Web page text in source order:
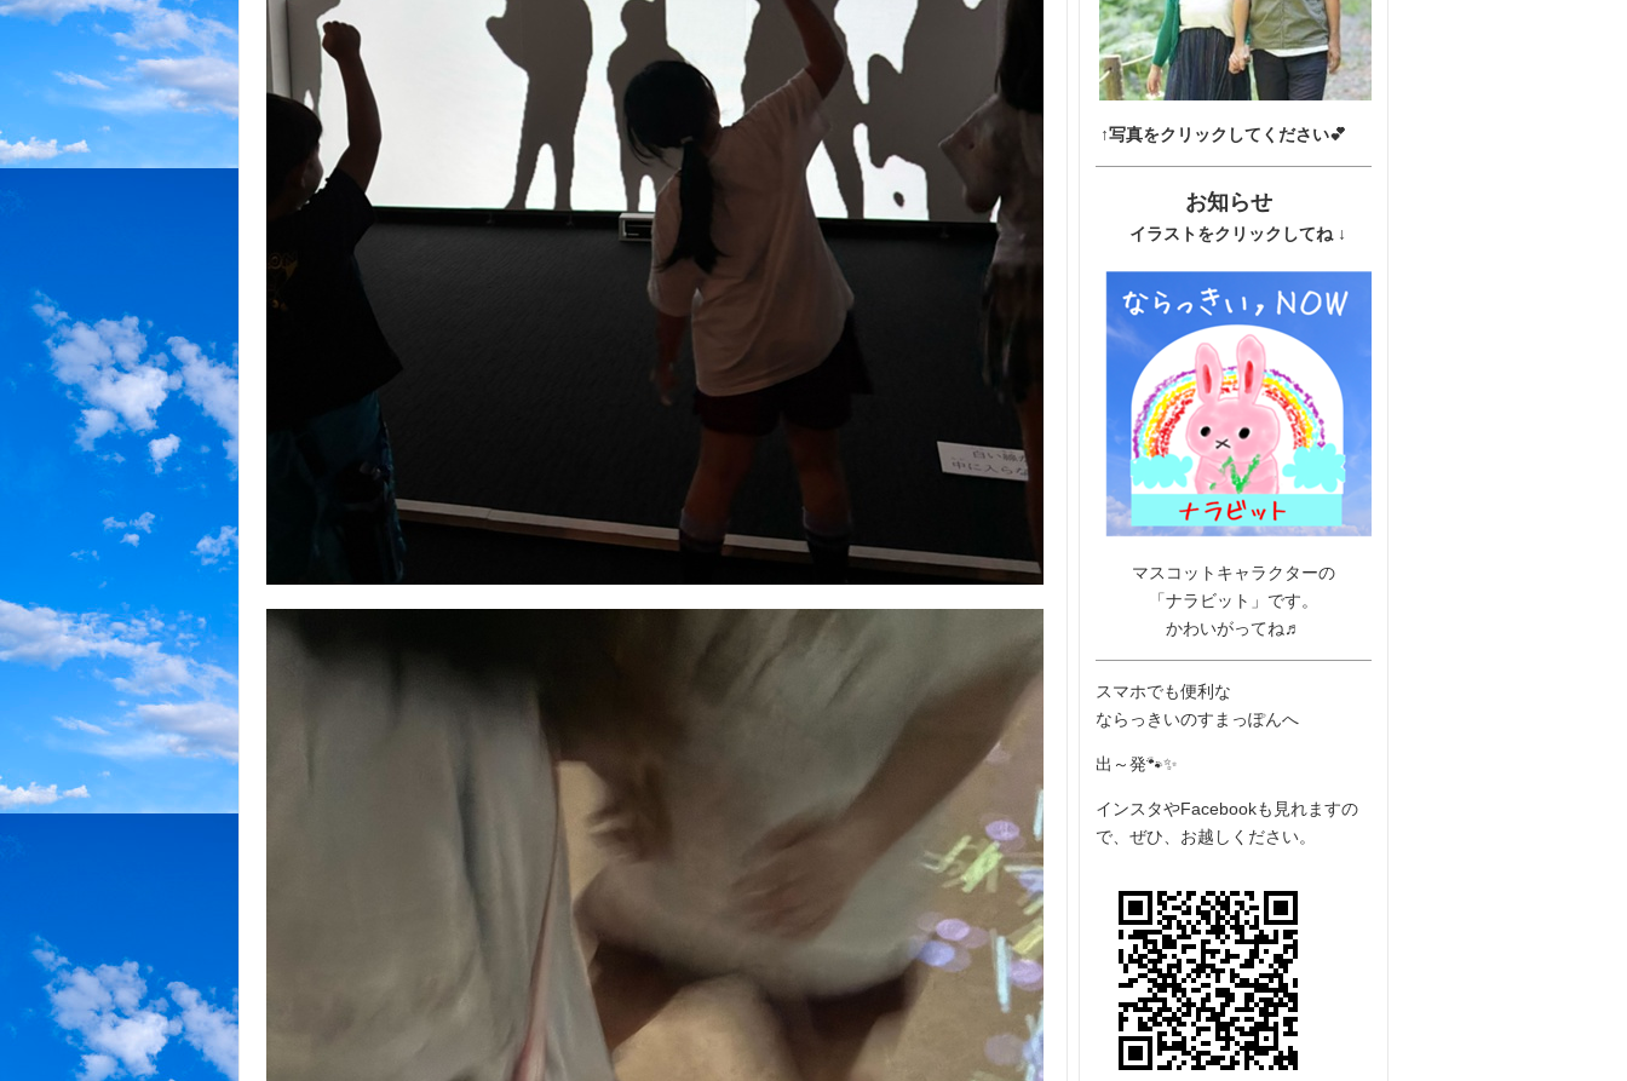
↑写真をクリックしてください💕
お知らせ
イラストをクリックしてね ↓
マスコットキャラクターの
「ナラビット」です。
かわいがってね♬
スマホでも便利な
ならっきいのすまっぽんへ
出～発🐾✨
インスタやFacebookも見れますの
で、ぜひ、お越しください。